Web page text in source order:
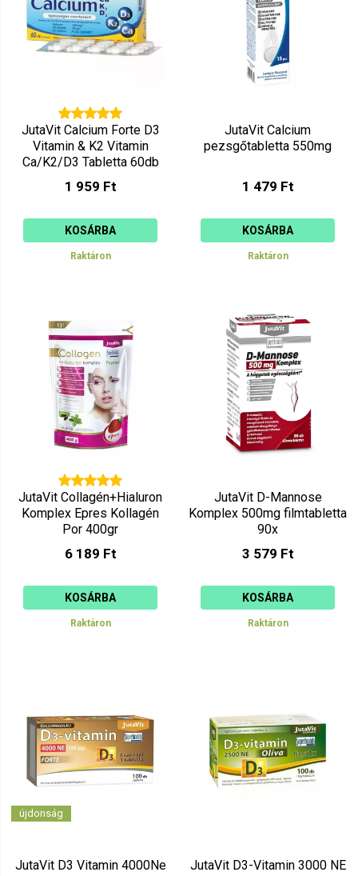
JutaVit Calcium Forte D3
Vitamin & K2 Vitamin
Ca/K2/D3 Tabletta 60db
1 959 Ft
KOSÁRBA
Raktáron
JutaVit Calcium
pezsgőtabletta 550mg
1 479 Ft
KOSÁRBA
Raktáron
JutaVit Collagén+Hialuron
Komplex Epres Kollagén
Por 400gr
6 189 Ft
KOSÁRBA
Raktáron
JutaVit D-Mannose
Komplex 500mg filmtabletta
90x
3 579 Ft
KOSÁRBA
Raktáron
újdonság
JutaVit D3 Vitamin 4000Ne
JutaVit D3-Vitamin 3000 NE